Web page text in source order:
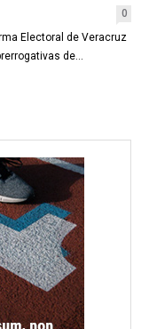
0
Electoral de Veracruz
de...